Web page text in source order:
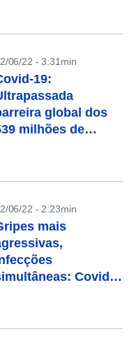
06/22 - 3:31min
19:
global dos
milhões de
06/22 - 2:23min
mais
Covid